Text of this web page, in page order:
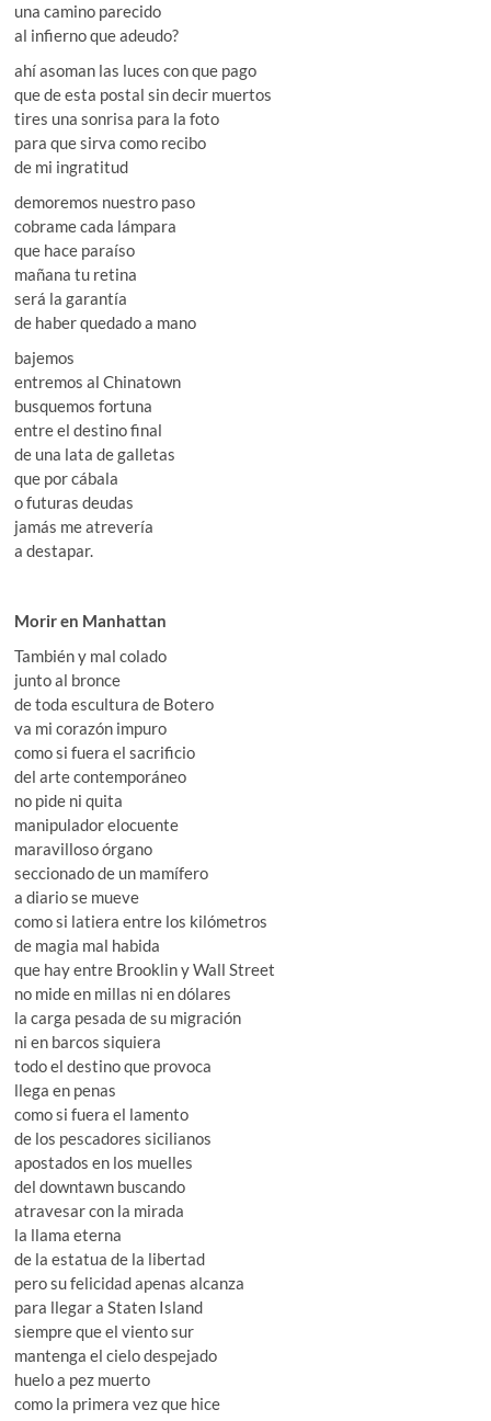
una camino parecido
al infierno que adeudo?
ahí asoman las luces con que pago
que de esta postal sin decir muertos
tires una sonrisa para la foto
para que sirva como recibo
de mi ingratitud
demoremos nuestro paso
cobrame cada lámpara
que hace paraíso
mañana tu retina
será la garantía
de haber quedado a mano
bajemos
entremos al Chinatown
busquemos fortuna
entre el destino final
de una lata de galletas
que por cábala
o futuras deudas
jamás me atrevería
a destapar.
Morir en Manhattan
También y mal colado
junto al bronce
de toda escultura de Botero
va mi corazón impuro
como si fuera el sacrificio
del arte contemporáneo
no pide ni quita
manipulador elocuente
maravilloso órgano
seccionado de un mamífero
a diario se mueve
como si latiera entre los kilómetros
de magia mal habida
que hay entre Brooklin y Wall Street
no mide en millas ni en dólares
la carga pesada de su migración
ni en barcos siquiera
todo el destino que provoca
llega en penas
como si fuera el lamento
de los pescadores sicilianos
apostados en los muelles
del downtawn buscando
atravesar con la mirada
la llama eterna
de la estatua de la libertad
pero su felicidad apenas alcanza
para llegar a Staten Island
siempre que el viento sur
mantenga el cielo despejado
huelo a pez muerto
como la primera vez que hice